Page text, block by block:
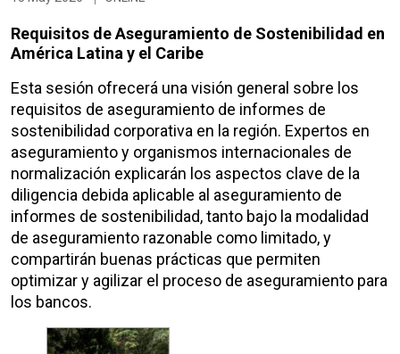
Requisitos de Aseguramiento de Sostenibilidad en
América Latina y el Caribe
Esta sesión ofrecerá una visión general sobre los
requisitos de aseguramiento de informes de
sostenibilidad corporativa en la región. Expertos en
aseguramiento y organismos internacionales de
normalización explicarán los aspectos clave de la
diligencia debida aplicable al aseguramiento de
informes de sostenibilidad, tanto bajo la modalidad
de aseguramiento razonable como limitado, y
compartirán buenas prácticas que permiten
optimizar y agilizar el proceso de aseguramiento para
los bancos.